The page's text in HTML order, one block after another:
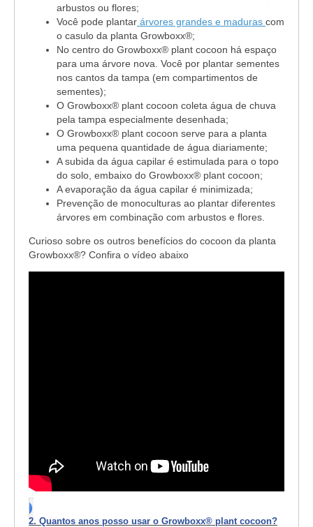
arbustos ou flores;
Você pode plantar árvores grandes e maduras com
o casulo da planta Growboxx®;
No centro do Growboxx® plant cocoon há espaço
para uma árvore nova. Você por plantar sementes
nos cantos da tampa (em compartimentos de
sementes);
O Growboxx® plant cocoon coleta água de chuva
pela tampa especialmente desenhada;
O Growboxx® plant cocoon serve para a planta
uma pequena quantidade de água diariamente;
A subida da água capilar é estimulada para o topo
do solo, embaixo do Growboxx® plant cocoon;
A evaporação da água capilar é minimizada;
Prevenção de monoculturas ao plantar diferentes
árvores em combinação com arbustos e flores.
Curioso sobre os outros benefícios do cocoon da planta
Growboxx®? Confira o vídeo abaixo
2. Quantos anos posso usar o Growboxx® plant cocoon?